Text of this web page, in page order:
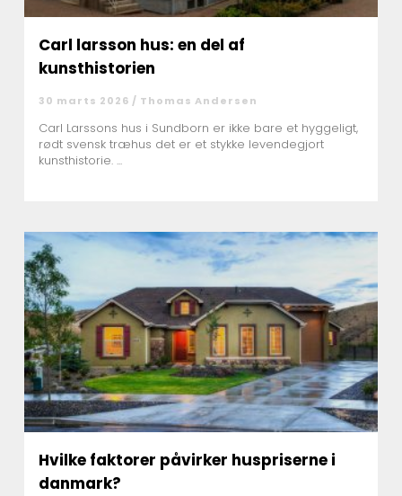
Carl larsson hus: en del af
kunsthistorien
30 marts 2026 / Thomas Andersen
Carl Larssons hus i Sundborn er ikke bare et hyggeligt,
rødt svensk træhus det er et stykke levendegjort
kunsthistorie. ...
Hvilke faktorer påvirker huspriserne i
danmark?